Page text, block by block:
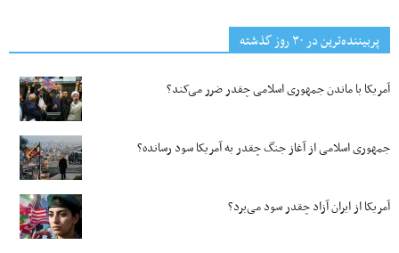
پربیننده‌ترین‌ در ۳۰ روز گذشته
آمریکا با ماندن جمهوری اسلامی چقدر ضرر می‌کند؟
جمهوری اسلامی از آغاز جنگ چقدر به آمریکا سود رسانده؟
آمریکا از ایران آزاد چقدر سود می‌برد؟